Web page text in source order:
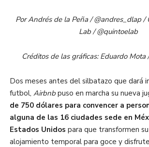
Por Andrés de la Peña / @andres_dlap /
Lab / @quintoelab
Créditos de las gráficas: Eduardo Mota
Dos meses antes del silbatazo que dará
futbol, Airbnb puso en marcha su nueva
de 750 dólares para convencer a
alguna de las 16 ciudades sede en
Estados Unidos para que transformen
alojamiento temporal para goce y